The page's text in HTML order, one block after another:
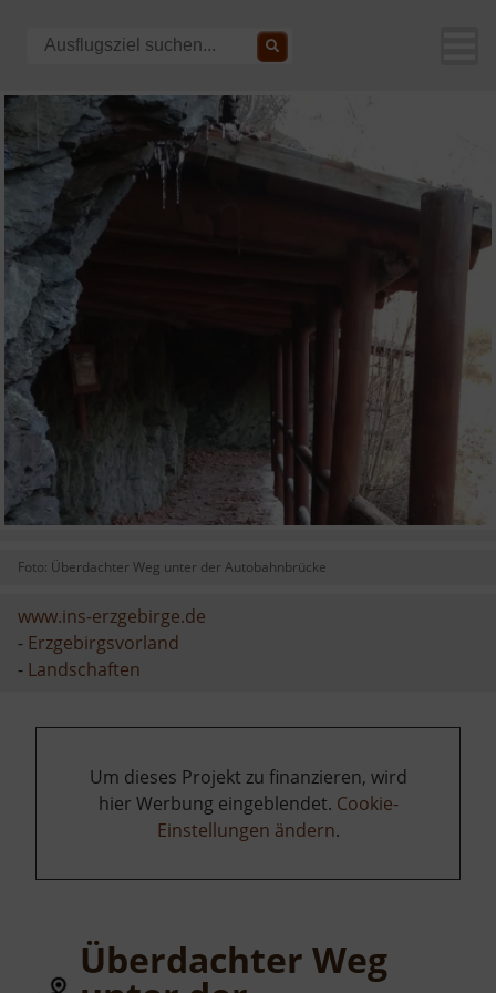
Foto: Überdachter Weg unter der Autobahnbrücke
www.ins-erzgebirge.de
- Erzgebirgsvorland
- Landschaften
Um dieses Projekt zu finanzieren, wird
hier Werbung eingeblendet. Cookie-
Einstellungen ändern.
Überdachter Weg